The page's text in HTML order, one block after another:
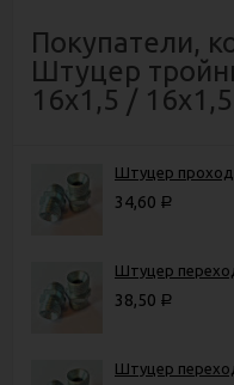
Покупатели,
Штуцер
16х1,5 /
Штуцер
34,60 Р
Штуцер
38,50 Р
Штуцер